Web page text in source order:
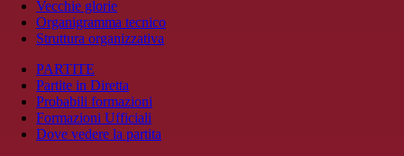
Vecchie glorie
Organigramma tecnico
Struttura organizzativa
PARTITE
Partite in Diretta
Probabili formazioni
Formazioni Ufficiali
Dove vedere la partita